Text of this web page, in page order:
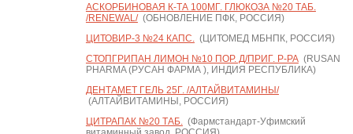
АСКОРБИНОВАЯ К-ТА 100МГ. ГЛЮКОЗА №20 ТАБ.
/RENEWAL/(ОБНОВЛЕНИЕ ПФК, РОССИЯ)
ЦИТОВИР-3 №24 КАПС.(ЦИТОМЕД МБНПК, РОССИЯ)
СТОПГРИПАН ЛИМОН №10 ПОР. Д/ПРИГ. Р-РА(RUSAN
PHARMA (РУСАН ФАРМА ), ИНДИЯ РЕСПУБЛИКА)
ДЕНТАМЕТ ГЕЛЬ 25Г. /АЛТАЙВИТАМИНЫ/
(АЛТАЙВИТАМИНЫ, РОССИЯ)
ЦИТРАПАК №20 ТАБ.(Фармстандарт-Уфимский